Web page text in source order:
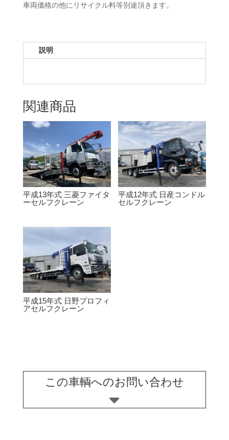
車両価格の他にリサイクル料等別途頂きます。
説明
関連商品
平成13年式 三菱ファイタ
ーセルフクレーン
平成12年式 日産コンドル
セルフクレーン
平成15年式 日野プロフィ
アセルフクレーン
この車輌へのお問い合わせ